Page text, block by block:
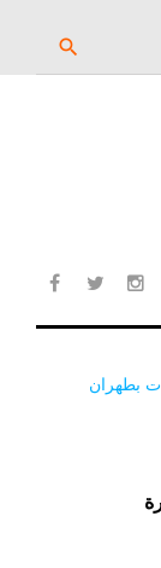
search
بطهران